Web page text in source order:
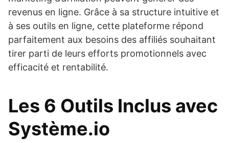
revenus en ligne. Grâce à sa structure intuitive et
à ses outils en ligne, cette plateforme répond
parfaitement aux besoins des affiliés souhaitant
tirer parti de leurs efforts promotionnels avec
efficacité et rentabilité.
Les 6 Outils Inclus avec
Système.io